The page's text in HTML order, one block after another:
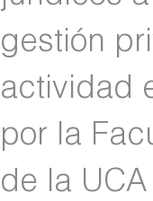
gestión
actividad
por la
de la